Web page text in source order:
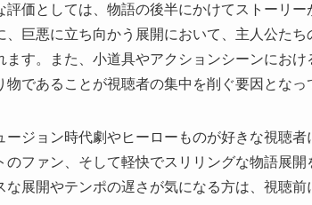
評価としては、物語の後半にかけてストーリ
、巨悪に立ち向かう展開において、主人公た
ます。また、小道具やアクションシーンにお
物であることが視聴者の集中を削ぐ要因となっ
ージョン時代劇やヒーローものが好きな視聴
のファン、そして軽快でスリリングな物語展
な展開やテンポの遅さが気になる方は、視聴前